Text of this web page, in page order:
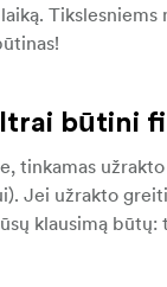
būtini
tinkamas
Jei užrakto
klausimą